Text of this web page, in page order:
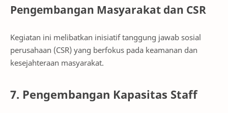
Pengembangan Masyarakat dan CSR
Kegiatan ini melibatkan inisiatif tanggung jawab sosial
perusahaan (CSR) yang berfokus pada keamanan dan
kesejahteraan masyarakat.
7. Pengembangan Kapasitas Staff